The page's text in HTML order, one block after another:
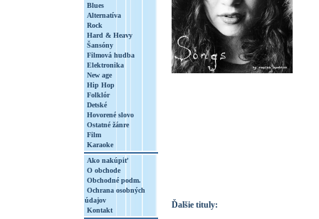
Blues
Alternatíva
Rock
Hard & Heavy
Šansóny
Filmová hudba
Elektronika
New age
Hip Hop
Folklór
Detské
Hovorené slovo
Ostatné žánre
Film
Karaoke
Ako nakúpiť
O obchode
Obchodné podm.
Ochrana osobných
údajov
Kontakt
Ďalšie tituly: